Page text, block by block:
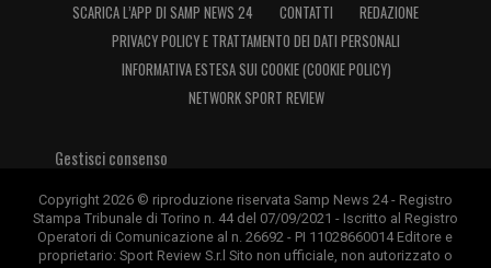
SCARICA L’APP DI SAMP NEWS 24 CONTATTI
REDAZIONE
PRIVACY POLICY E TRATTAMENTO DEI DATI PERSONALI
INFORMATIVA ESTESA SUI COOKIE (COOKIE POLICY)
NETWORK SPORT REVIEW
Gestisci consenso
Copyright 2026 © riproduzione riservata Samp News 24 - Registro
Stampa Tribunale di Torino n. 44 del 07/09/2021 - Iscritto al Registro
Operatori di Comunicazione al n. 26692 - PI 11028660014 Editore e
proprietario: Sport Review S.r.l Sito non ufficiale, non autorizzato o